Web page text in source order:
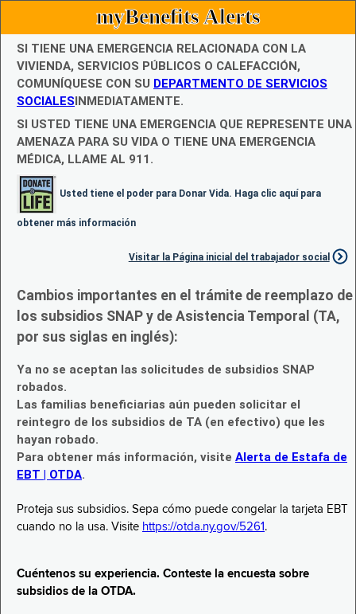
myBenefits Alerts
SI TIENE UNA EMERGENCIA RELACIONADA CON LA
VIVIENDA, SERVICIOS PÚBLICOS O CALEFACCIÓN,
COMUNÍQUESE CON SU DEPARTMENTO DE SERVICIOS
SOCIALESINMEDIATAMENTE.
SI USTED TIENE UNA EMERGENCIA QUE REPRESENTE UNA
AMENAZA PARA SU VIDA O TIENE UNA EMERGENCIA
MÉDICA, LLAME AL 911.
Usted tiene el poder para Donar Vida. Haga clic aquí para
obtener más información
Visitar la Página inicial del trabajador social
Cambios importantes en el trámite de reemplazo de
los subsidios SNAP y de Asistencia Temporal (TA,
por sus siglas en inglés):
Ya no se aceptan las solicitudes de subsidios SNAP
robados.
Las familias beneficiarias aún pueden solicitar el
reintegro de los subsidios de TA (en efectivo) que les
hayan robado.
Para obtener más información, visite Alerta de Estafa de
EBT | OTDA.
Proteja sus subsidios. Sepa cómo puede congelar la tarjeta EBT
cuando no la usa. Visite https://otda.ny.gov/5261 .
Cuéntenos su experiencia. Conteste la encuesta sobre
subsidios de la OTDA.